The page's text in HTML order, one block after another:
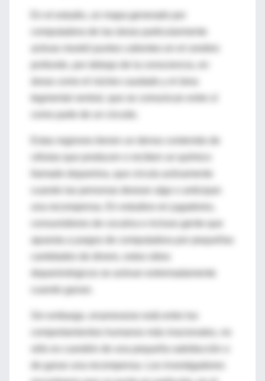
En el estudio, un mapa generado por
tegmental ventral, que se comunican entre sí
Estas regiones tienen un denso contenido de
llamado dopamina, que circula activamente
cuando las personas desean algo o anticipan
una recompensa. En estudios en jugadores,
consumidores de cocaína e incluso gente que
apuesta a juegos de computadora por pequeñas
dopaminérgicos se activan extremadamente
cuando ganan.
Sin embargo, enamorarse está entre los
comportamientos humanos más irracionales, no
sólo es cuestión de una pequeña satisfacción o
de ganar una recompensa. Los investigadores